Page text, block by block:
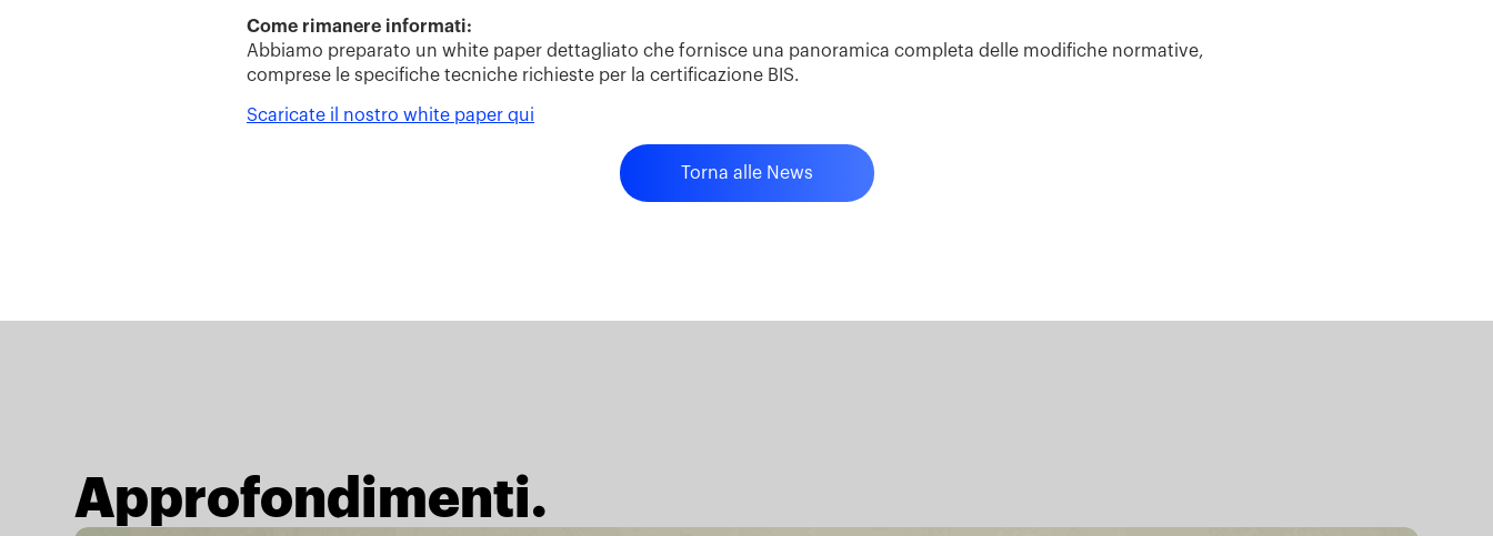
Come rimanere informati:
Abbiamo preparato un white paper dettagliato che fornisce una panoramica completa delle modifiche normative,
comprese le specifiche tecniche richieste per la certificazione BIS.
Scaricate il nostro white paper qui
Torna alle News
Approfondimenti.